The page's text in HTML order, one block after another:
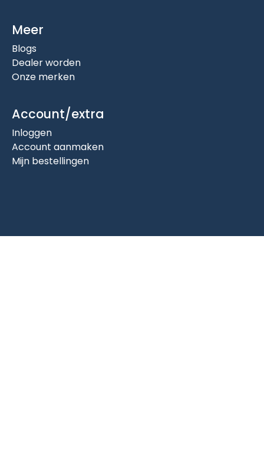
Meer
Blogs
Dealer worden
Onze merken
Account/extra
Inloggen
Account aanmaken
Mijn bestellingen